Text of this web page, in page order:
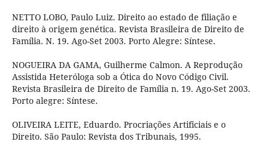
NETTO LOBO, Paulo Luiz. Direito ao estado de filiação e
direito à origem genética. Revista Brasileira de Direito de
Família. N. 19. Ago-Set 2003. Porto Alegre: Síntese.
NOGUEIRA DA GAMA, Guilherme Calmon. A Reprodução
Assistida Heteróloga sob a Ótica do Novo Código Civil.
Revista Brasileira de Direito de Família n. 19. Ago-Set 2003.
Porto alegre: Síntese.
OLIVEIRA LEITE, Eduardo. Procriações Artificiais e o
Direito. São Paulo: Revista dos Tribunais, 1995.